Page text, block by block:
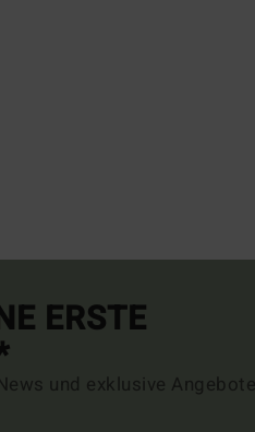
ERSTE
und exklusive